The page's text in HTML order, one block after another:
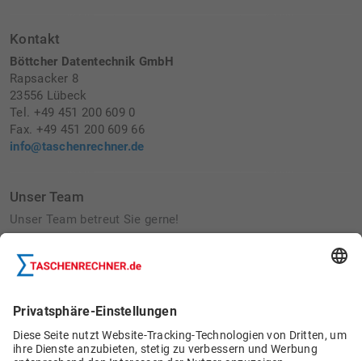
Kontakt
Böttcher Datentechnik GmbH
Rapsacker 8
23556 Lübeck
Tel. +49 451 200 609 0
Fax. +49 451 200 609 66
info@taschenrechner.de
Unser Team
Unser Team betreut Sie gerne!